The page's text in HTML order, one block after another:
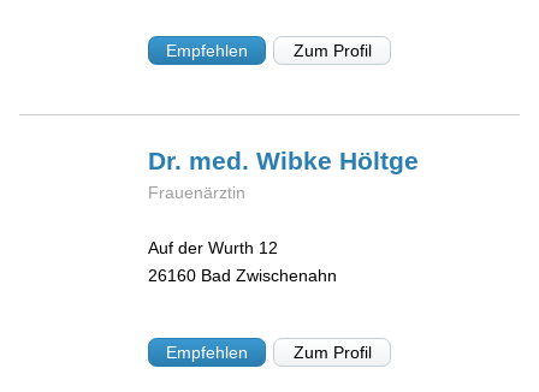
Empfehlen Zum Profil
Dr. med. Wibke Höltge
Frauenärztin
Auf der Wurth 12
26160 Bad Zwischenahn
Empfehlen Zum Profil